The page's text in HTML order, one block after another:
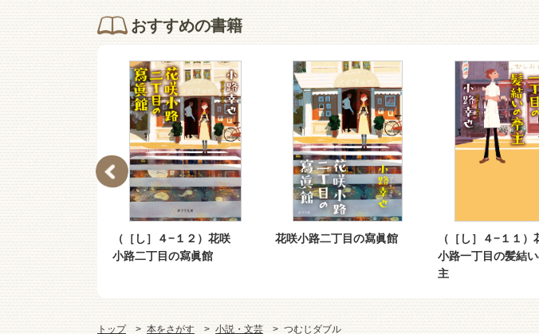
おすすめの書籍
（［し］４−１２）花咲
小路二丁目の寫眞館
花咲小路二丁目の寫眞館
（［し］４−１１）
小路一丁目の髪結
主
トップ 本をさがす 小説・文芸 つむじダブル